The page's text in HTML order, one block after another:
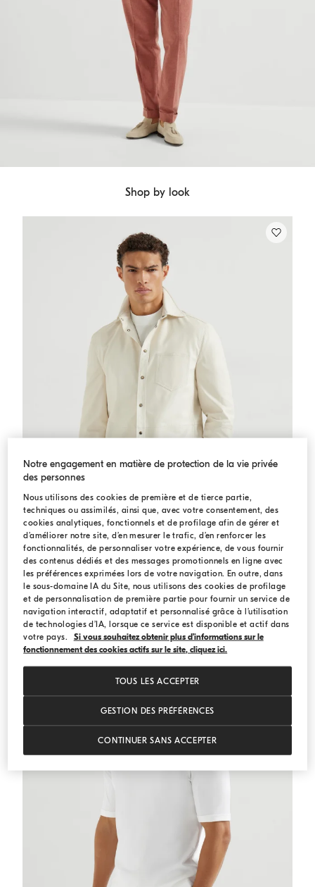
Shop by look
Surchemise en cuir de veau Ivoire
Surchemise en cuir de veau
€ 6.800,00
Notre engagement en matière de protection de la vie privée
des personnes
Nous utilisons des cookies de première et de tierce partie,
techniques ou assimilés, ainsi que, avec votre consentement, des
cookies analytiques, fonctionnels et de profilage afin de gérer et
d’améliorer notre site, d’en mesurer le trafic, d’en renforcer les
fonctionnalités, de personnaliser votre expérience, de vous fournir
des contenus dédiés et des messages promotionnels en ligne avec
les préférences exprimées lors de votre navigation. En outre, dans
le sous-domaine IA du Site, nous utilisons des cookies de profilage
et de personnalisation de première partie pour fournir un service de
navigation interactif, adaptatif et personnalisé grâce à l’utilisation
de technologies d’IA, lorsque ce service est disponible et actif dans
votre pays.
Si vous souhaitez obtenir plus d’informations sur le
fonctionnement des cookies actifs sur le site, cliquez ici.
GESTION DES PRÉFÉRENCES
CONTINUER SANS ACCEPTER
TOUS LES ACCEPTER